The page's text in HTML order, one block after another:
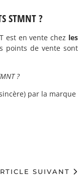
STMNT ?
est en vente chez les
points de vente sont
?
par la marque
SUIVANT